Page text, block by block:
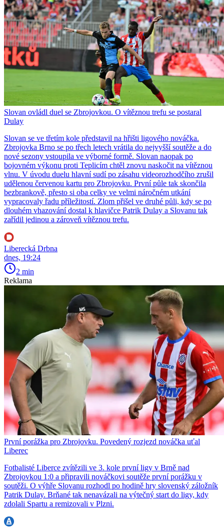
Slovan ovládl duel se Zbrojovkou. O vítěznou trefu se postaral
Dulay
Slovan se ve třetím kole představil na hřišti ligového nováčka.
Zbrojovka Brno se po třech letech vrátila do nejvyšší soutěže a do
nové sezony vstoupila ve výborné formě. Slovan naopak po
bojovném výkonu proti Teplicím chtěl znovu naskočit na vítěznou
vlnu. V úvodu duelu hlavní sudí po zásahu videorozhodčího zrušil
udělenou červenou kartu pro Zbrojovku. První půle tak skončila
bezbrankově, přesto si oba celky ve velmi náročném utkání
vypracovaly řadu příležitostí. Zlom přišel ve druhé půli, kdy se po
dlouhém vhazování dostal k hlavičce Patrik Dulay a Slovanu tak
zařídil jedinou a zároveň vítěznou trefu.
Liberecká Drbna
dnes, 19:24
2 min
Reklama
První porážka pro Zbrojovku. Povedený rozjezd nováčka uťal
Liberec
Fotbalisté Liberce zvítězili ve 3. kole první ligy v Brně nad
Zbrojovkou 1:0 a připravili nováčkovi soutěže první porážku v
soutěži. O výhře Slovanu rozhodl po hodině hry slovenský záložník
Patrik Dulay. Brňané tak nenavázali na výtečný start do ligy, kdy
zdolali Spartu a remizovali v Plzni.